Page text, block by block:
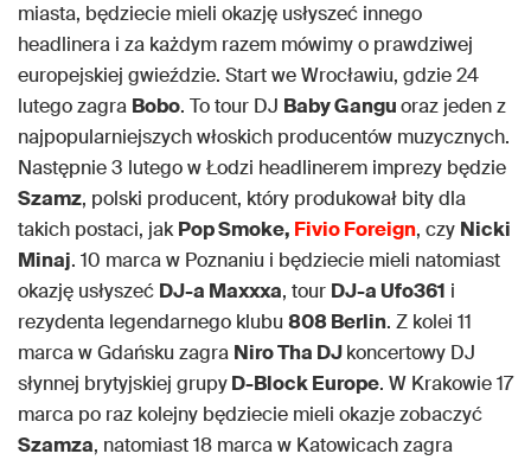
miasta, będziecie mieli okazję usłyszeć innego
headlinera i za każdym razem mówimy o prawdziwej
europejskiej gwieździe. Start we Wrocławiu, gdzie 24
lutego zagra Bobo. To tour DJ Baby Ganguoraz jeden z
najpopularniejszych włoskich producentów muzycznych.
Następnie 3 lutego w Łodzi headlinerem imprezy będzie
Szamz, polski producent, który produkował bity dla
takich postaci, jakPop Smoke, Fivio Foreign, czy Nicki
Minaj. 10 marca w Poznaniu i będziecie mieli natomiast
okazję usłyszeć DJ-a Maxxxa, tour DJ-a Ufo361 i
rezydenta legendarnego klubu 808 Berlin. Z kolei 11
marca w Gdańsku zagra Niro Tha DJkoncertowy DJ
słynnej brytyjskiej grupyD-Block Europe. W Krakowie 17
marca po raz kolejny będziecie mieli okazje zobaczyć
Szamza, natomiast 18 marca w Katowicach zagra